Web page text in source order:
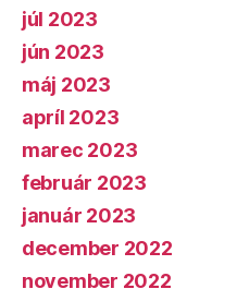
júl 2023
jún 2023
máj 2023
apríl 2023
marec 2023
február 2023
január 2023
december 2022
november 2022